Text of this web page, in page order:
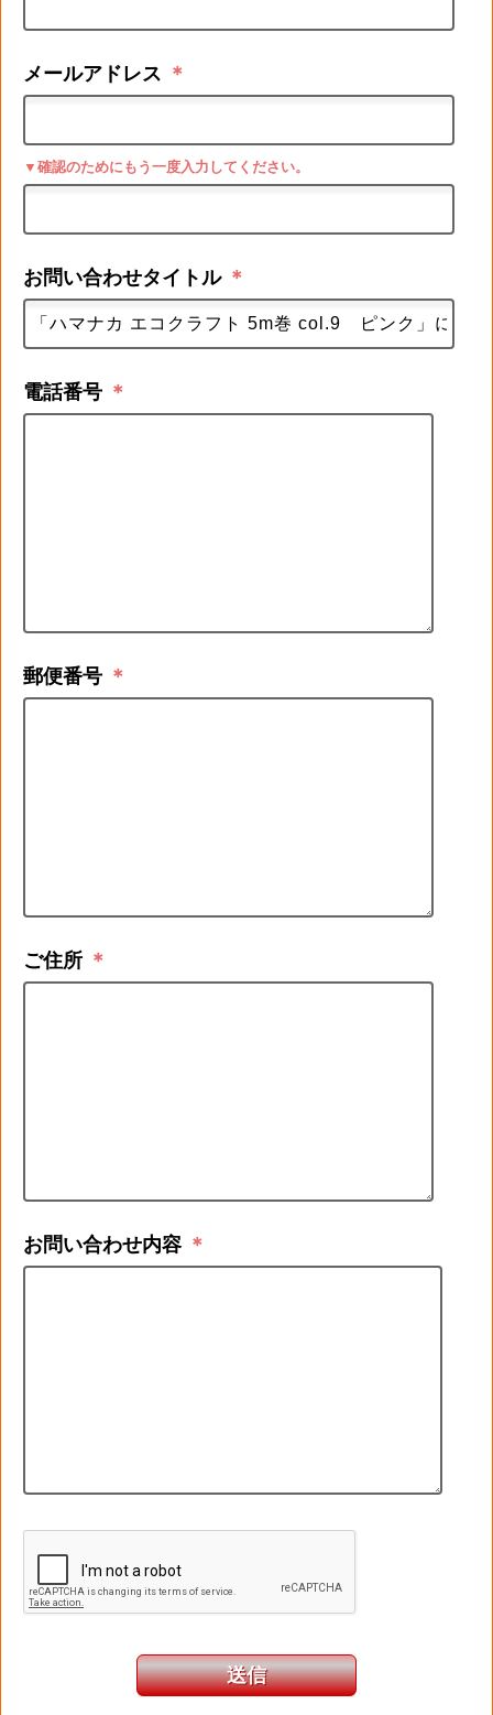
メールアドレス ＊
▼確認のためにもう一度入力してください。
お問い合わせタイトル ＊
電話番号 ＊
郵便番号 ＊
ご住所 ＊
お問い合わせ内容 ＊